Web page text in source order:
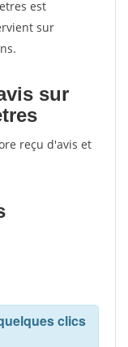
est
sur
sur
reçu d'avis et